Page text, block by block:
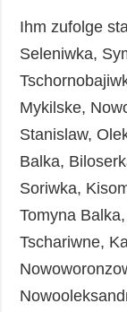
Ihm zufolge
Seleniwka,
Mykilske,
Stanislaw,
Balka,
Soriwka,
Tomyna
Tschariwne,